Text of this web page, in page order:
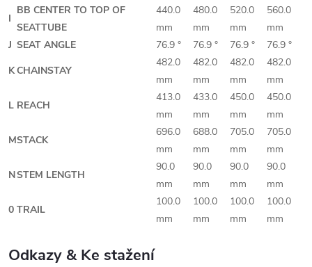
I
BB CENTER TO TOP OF
SEATTUBE
440.0
mm
480.0
mm
520.0
mm
560.0
mm
J SEAT ANGLE 76.9 ° 76.9 ° 76.9 °
76.9 °
KCHAINSTAY
482.0
mm
482.0
mm
482.0
mm
482.0
mm
L REACH
413.0
mm
433.0
mm
450.0
mm
450.0
mm
MSTACK
696.0
mm
688.0
mm
705.0
mm
705.0
mm
NSTEM LENGTH
90.0
mm
90.0
mm
90.0
mm
90.0
mm
0 TRAIL
100.0
mm
100.0
mm
100.0
mm
100.0
mm
Odkazy & Ke stažení